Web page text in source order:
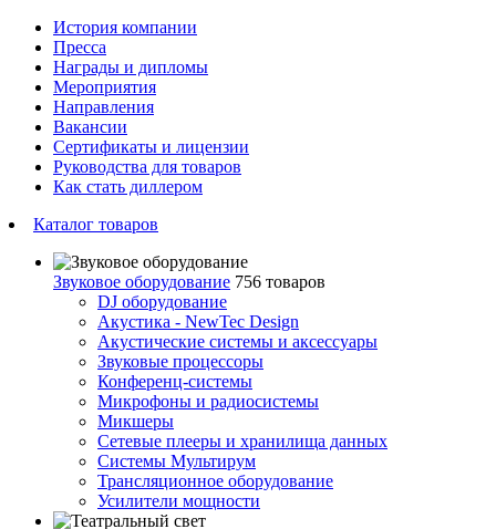
История компании
Пресса
Награды и дипломы
Мероприятия
Направления
Вакансии
Сертификаты и лицензии
Руководства для товаров
Как стать диллером
Каталог товаров
Звуковое оборудование 756 товаров
DJ оборудование
Акустика - NewTec Design
Акустические системы и аксессуары
Звуковые процессоры
Конференц-системы
Микрофоны и радиосистемы
Микшеры
Сетевые плееры и хранилища данных
Системы Мультирум
Трансляционное оборудование
Усилители мощности